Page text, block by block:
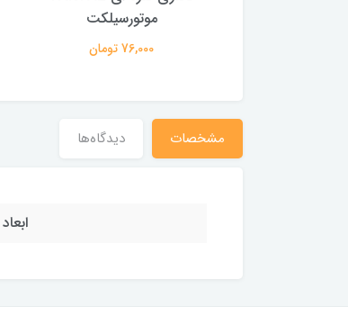
موتورسیلکت
76,000 تومان
مشخصات دیدگاه‌ها
ابعاد